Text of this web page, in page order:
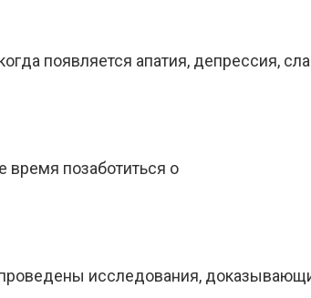
появляется апатия, депрессия,
время позаботиться о
исследования,